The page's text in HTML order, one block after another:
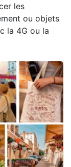
les
ou objets
la 4G ou la